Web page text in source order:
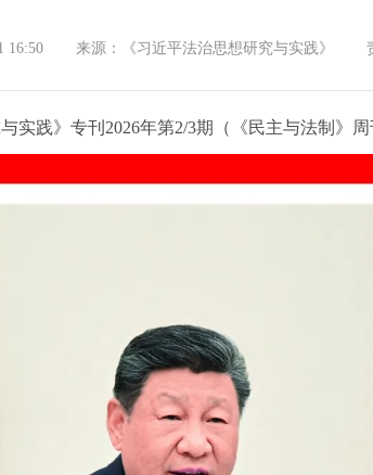
16:50 来源：《习近平法治思想研究与实践》
实践》专刊2026年第2/3期（《民主与法制》周